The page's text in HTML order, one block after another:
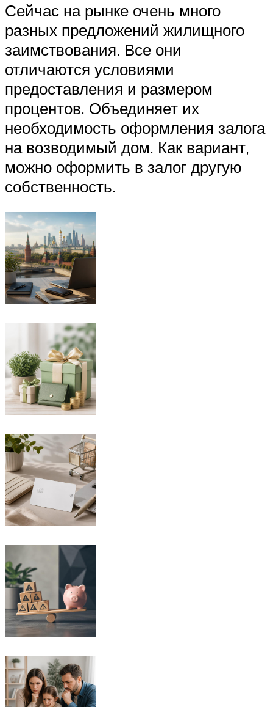
Сейчас на рынке очень много
разных предложений жилищного
заимствования. Все они
отличаются условиями
предоставления и размером
процентов. Объединяет их
необходимость оформления залога
на возводимый дом. Как вариант,
можно оформить в залог другую
собственность.